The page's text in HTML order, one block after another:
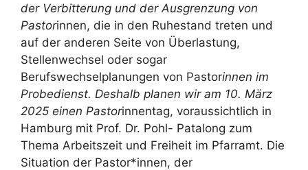
der Verbitterung und der Ausgrenzung von
Pastorinnen, die in den Ruhestand treten und
auf der anderen Seite von Überlastung,
Stellenwechsel oder sogar
Berufswechselplanungen von Pastorinnen im
Probedienst. Deshalb planen wir am 10. März
2025 einen Pastorinnentag, voraussichtlich in
Hamburg mit Prof. Dr. Pohl- Patalong zum
Thema Arbeitszeit und Freiheit im Pfarramt. Die
Situation der Pastor*innen, der